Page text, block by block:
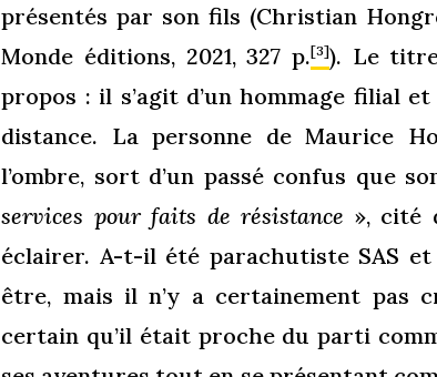
présentés par son fils (Christian
Monde éditions, 2021, 327 p.[3]). Le titre
propos : il s’agit d’un hommage filial
distance. La personne de Maurice
l’ombre, sort d’un passé confus que
services pour faits de résistance », cité
éclairer. A-t-il été parachutiste SAS
être, mais il n’y a certainement pas
certain qu’il était proche du parti